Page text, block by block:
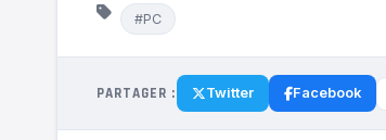
#PC
PARTAGER : Twitter Facebook